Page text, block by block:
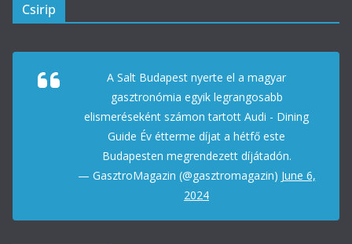
Csirip
A Salt Budapest nyerte el a magyar
gasztronómia egyik legrangosabb
elismeréseként számon tartott Audi - Dining
Guide Év étterme díjat a hétfő este
Budapesten megrendezett díjátadón.
— GasztroMagazin (@gasztromagazin) June 6,
2024